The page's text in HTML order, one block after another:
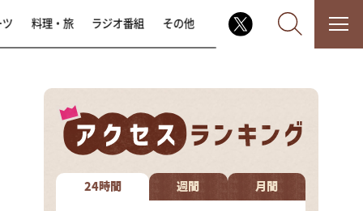
なるみ・岡村の過ぎるTV
相席食堂
料理・旅 ラジオ番組 その他
24時間 週間 月間